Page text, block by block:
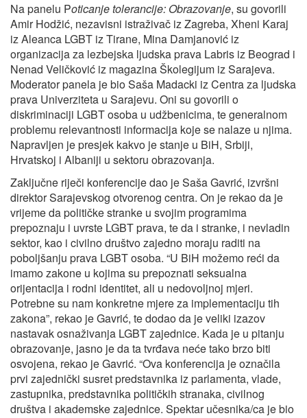
Na panelu Poticanje tolerancije: Obrazovanje, su govorili
Amir Hodžić, nezavisni istraživač iz Zagreba, Xheni Karaj
iz Aleanca LGBT iz Tirane, Mina Damjanović iz
organizacija za lezbejska ljudska prava Labris iz Beograd i
Nenad Veličković iz magazina Školegijum iz Sarajeva.
Moderator panela je bio Saša Madacki iz Centra za ljudska
prava Univerziteta u Sarajevu. Oni su govorili o
diskriminaciji LGBT osoba u udžbenicima, te generalnom
problemu relevantnosti informacija koje se nalaze u njima.
Napravljen je presjek kakvo je stanje u BiH, Srbiji,
Hrvatskoj i Albaniji u sektoru obrazovanja.
Zaključne riječi konferencije dao je Saša Gavrić, izvršni
direktor Sarajevskog otvorenog centra. On je rekao da je
vrijeme da političke stranke u svojim programima
prepoznaju i uvrste LGBT prava, te da i stranke, i nevladin
sektor, kao i civilno društvo zajedno moraju raditi na
poboljšanju prava LGBT osoba. “U BiH možemo reći da
imamo zakone u kojima su prepoznati seksualna
orijentacija i rodni identitet, ali u nedovoljnoj mjeri.
Potrebne su nam konkretne mjere za implementaciju tih
zakona”, rekao je Gavrić, te dodao da je veliki izazov
nastavak osnaživanja LGBT zajednice. Kada je u pitanju
obrazovanje, jasno je da ta tvrđava neće tako brzo biti
osvojena, rekao je Gavrić. “Ova konferencija je označila
prvi zajednički susret predstavnika iz parlamenta, vlade,
zastupnika, predstavnika političkih stranaka, civilnog
društva i akademske zajednice. Spektar učesnika/ca je bio